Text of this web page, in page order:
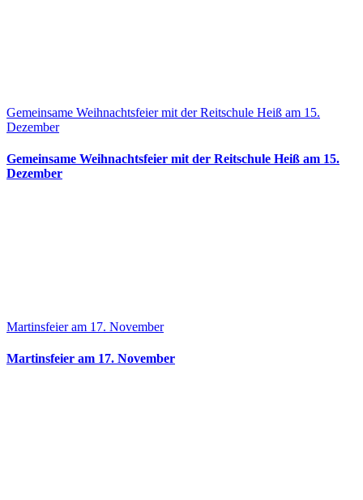
Gemeinsame Weihnachtsfeier mit der Reitschule Heiß am 15.
Dezember
Gemeinsame Weihnachtsfeier mit der Reitschule Heiß am 15.
Dezember
Martinsfeier am 17. November
Martinsfeier am 17. November